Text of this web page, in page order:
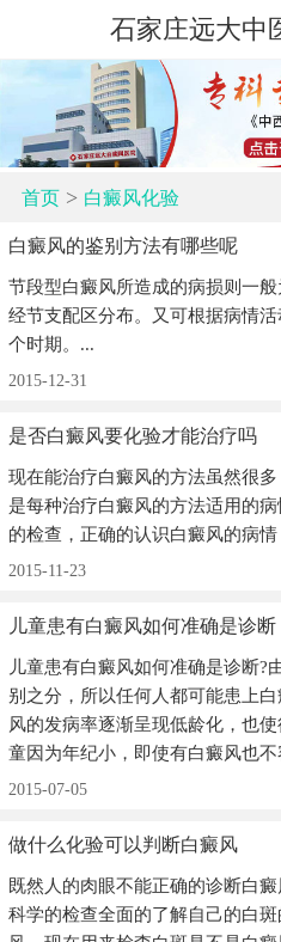
石家庄远大中
首页> 白癜风化验
白癜风的鉴别方法有哪些呢
节段型白癜风所造成的病损则一
经节支配区分布。又可根据病情
个时期。...
2015-12-31
是否白癜风要化验才能治疗吗
现在能治疗白癜风的方法虽然很
是每种治疗白癜风的方法适用的
的检查，正确的认识白癜风的病
2015-11-23
儿童患有白癜风如何准确是诊断
儿童患有白癜风如何准确是诊断?
别之分，所以任何人都可能患上
风的发病率逐渐呈现低龄化，也
童因为年纪小，即使有白癜风也不
2015-07-05
做什么化验可以判断白癜风
既然人的肉眼不能正确的诊断白
科学的检查全面的了解自己的白